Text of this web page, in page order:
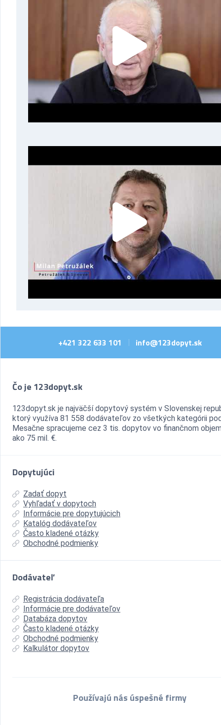
+421 322 633 101 info@123dopyt.sk
Čo je 123dopyt.sk
123dopyt.sk je najväčší dopytový systém v Slovenskej
ktorý využíva 81 558 dodávateľov zo všetkých kategórii
Mesačne spracujeme cez 3 tis. dopytov vo finančnom
ako 75 mil. €.
Dopytujúci
Zadať dopyt
Vyhľadať v dopytoch
Informácie pre dopytujúcich
Katalóg dodávateľov
Často kladené otázky
Obchodné podmienky
Dodávateľ
Registrácia dodávateľa
Informácie pre dodávateľov
Databáza dopytov
Často kladené otázky
Obchodné podmienky
Kalkulátor dopytov
Používajú nás úspešné firmy